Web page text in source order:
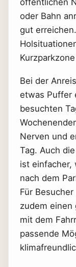
oder Bahn
gut
Bei der
etwas Puffer
besuchten
Nerven und
Tag. Auch
ist einfacher,
nach dem
Für
zudem einen
mit dem
passende